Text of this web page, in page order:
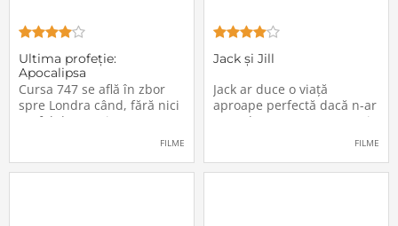
Ultima profeţie:
Apocalipsa
Cursa 747 se află în zbor
spre Londra când, fără nici
un fel de avertisment,
pasagerii încep să dispară
locurile lor. Teroarea și
FILME
Jack și Jill
Jack ar duce o viață
aproape perfectă dacă n-ar
avea de suportat o excepție
sărbători - sora lui
FILME